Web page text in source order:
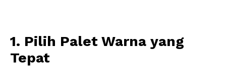
1. Pilih Palet Warna yang
Tepat